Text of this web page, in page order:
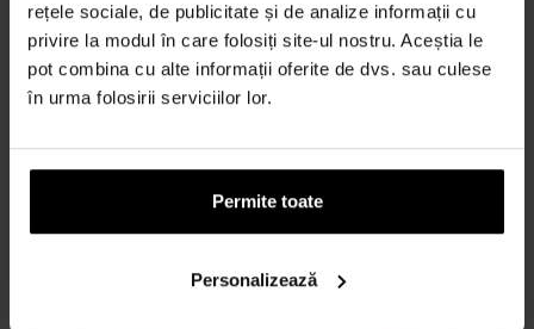
rețele sociale, de publicitate și de analize informații cu
privire la modul în care folosiți site-ul nostru. Aceștia le
pot combina cu alte informații oferite de dvs. sau culese
în urma folosirii serviciilor lor.
Permite toate
Personalizează
Wild Vanilla Bean &
Buttercream Sunflower
Deostick - Unisex
Wild Body Wash Bee Case